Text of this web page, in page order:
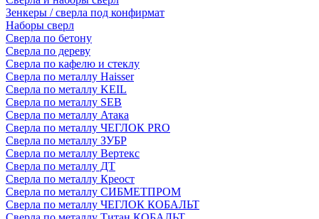
Зенкеры / сверла под конфирмат
Наборы сверл
Сверла по бетону
Сверла по дереву
Сверла по кафелю и стеклу
Сверла по металлу Haisser
Сверла по металлу KEIL
Сверла по металлу SEB
Сверла по металлу Атака
Сверла по металлу ЧЕГЛОК PRO
Сверла по металлу ЗУБР
Сверла по металлу Вертекс
Сверла по металлу ДТ
Сверла по металлу Креост
Сверла по металлу СИБМЕТПРОМ
Сверла по металлу ЧЕГЛОК КОБАЛЬТ